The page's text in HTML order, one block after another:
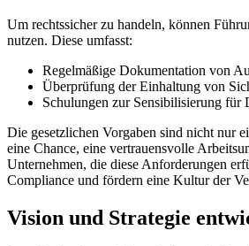
Um rechtssicher zu handeln, können
nutzen. Diese umfasst:
Regelmäßige Dokumentation von
Überprüfung der Einhaltung von
Schulungen zur Sensibilisierung für
Die gesetzlichen Vorgaben sind nicht nur
eine Chance, eine vertrauensvolle
Unternehmen, die diese Anforderungen
Compliance und fördern eine Kultur der
Vision und Strategie